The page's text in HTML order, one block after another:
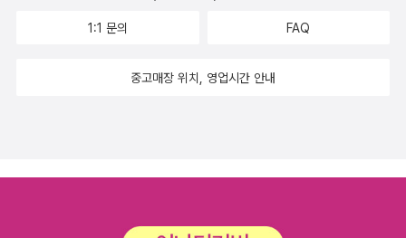
1:1 문의 FAQ
중고매장 위치, 영업시간 안내